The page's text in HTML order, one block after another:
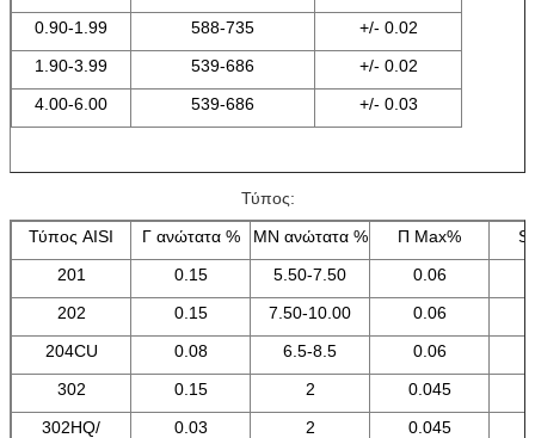
0.90-1.99
588-735
+/- 0.02
1.90-3.99
539-686
+/- 0.02
4.00-6.00
539-686 +/- 0.03
Τύπος:
Τύπος AISI
Γ ανώτατα % ΜΝ ανώτατα % Π Max%
S
201
0.15 5.50-7.50 0.06
202
0.15 7.50-10.00 0.06
204CU
0.08 6.5-8.5 0.06
302
0.15 2 0.045
302HQ/
0.03 2 0.045